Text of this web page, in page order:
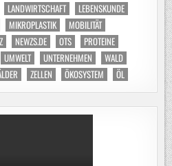
LANDWIRTSCHAFT
LEBENSKUNDE
MIKROPLASTIK
MOBILITÄT
NEWZS.DE OTS
PROTEINE
UMWELT UNTERNEHMEN
WALD
ZELLEN ÖKOSYSTEM ÖL